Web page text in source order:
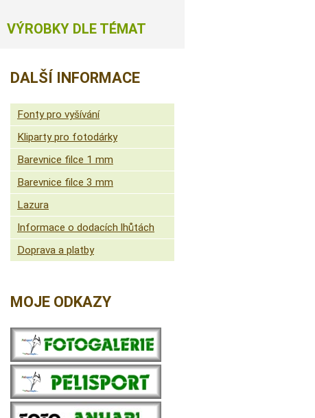
VÝROBKY DLE TÉMAT
DALŠÍ INFORMACE
Fonty pro vyšívání
Kliparty pro fotodárky
Barevnice filce 1 mm
Barevnice filce 3 mm
Lazura
Informace o dodacích lhůtách
Doprava a platby
MOJE ODKAZY